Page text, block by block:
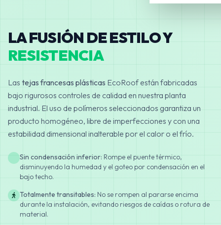
LA FUSIÓN DE ESTILO Y
RESISTENCIA
Las tejas francesas plásticas EcoRoof están fabricadas
bajo rigurosos controles de calidad en nuestra planta
industrial. El uso de polímeros seleccionados garantiza un
producto homogéneo, libre de imperfecciones y con una
estabilidad dimensional inalterable por el calor o el frío.
Sin condensación inferior: Rompe el puente térmico,
disminuyendo la humedad y el goteo por condensación en el
bajo techo.
Totalmente transitables: No se rompen al pararse encima
durante la instalación, evitando riesgos de caídas o rotura de
material.